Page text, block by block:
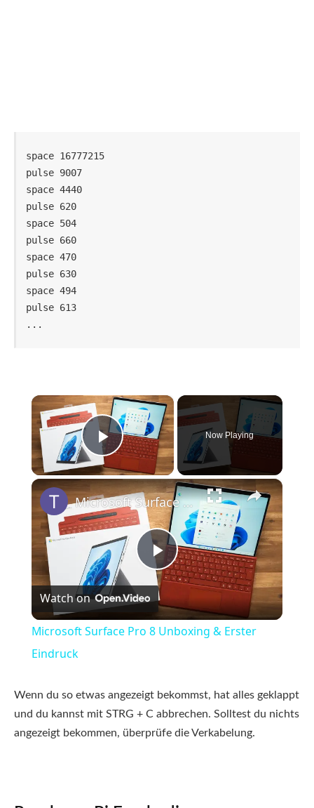
space 16777215
pulse 9007
space 4440
pulse 620
space 504
pulse 660
space 470
pulse 630
space 494
pulse 613
...
×
Play Video
Now Playing
×
Play
Video
Microsoft Surface Pro 8 Unboxing & Erster Eindruck
Watch on
Microsoft Surface Pro 8 Unboxing & Erster
Eindruck
Wenn du so etwas angezeigt bekommst, hat alles geklappt
und du kannst mit STRG + C abbrechen. Solltest du nichts
angezeigt bekommen, überprüfe die Verkabelung.